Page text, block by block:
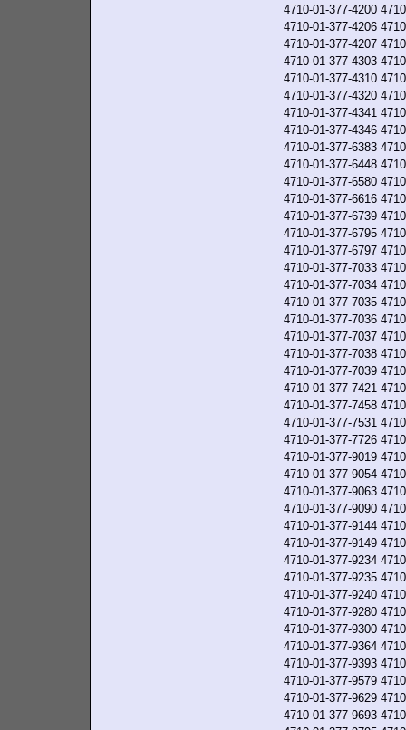
4710-01-377-4200
4710-01-377-4206
4710-01-377-4207
4710-01-377-4303
4710-01-377-4310
4710-01-377-4320
4710-01-377-4341
4710-01-377-4346
4710-01-377-6383
4710-01-377-6448
4710-01-377-6580
4710-01-377-6616
4710-01-377-6739
4710-01-377-6795
4710-01-377-6797
4710-01-377-7033
4710-01-377-7034
4710-01-377-7035
4710-01-377-7036
4710-01-377-7037
4710-01-377-7038
4710-01-377-7039
4710-01-377-7421
4710-01-377-7458
4710-01-377-7531
4710-01-377-7726
4710-01-377-9019
4710-01-377-9054
4710-01-377-9063
4710-01-377-9090
4710-01-377-9144
4710-01-377-9149
4710-01-377-9234
4710-01-377-9235
4710-01-377-9240
4710-01-377-9280
4710-01-377-9300
4710-01-377-9364
4710-01-377-9393
4710-01-377-9579
4710-01-377-9629
4710-01-377-9693